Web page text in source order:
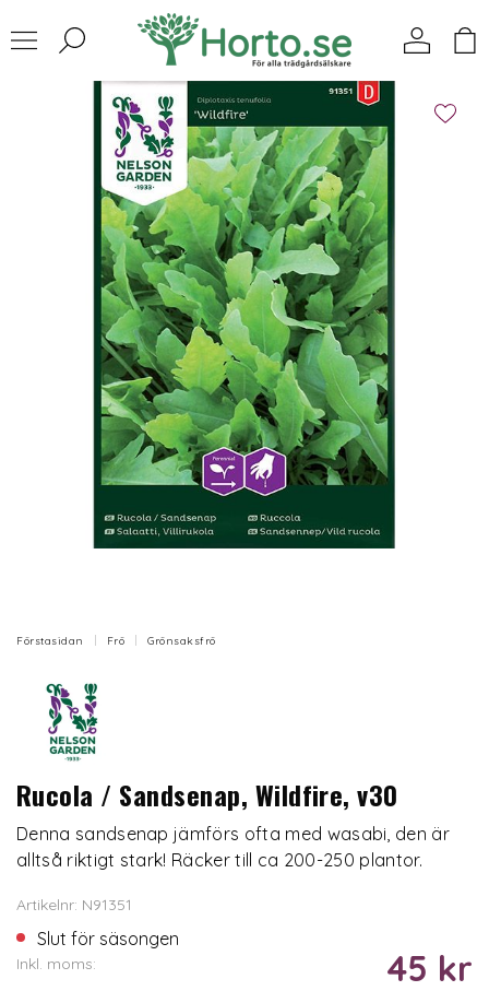
Förstasidan Frö Grönsaksfrö
Rucola / Sandsenap, Wildfire, v30
Denna sandsenap jämförs ofta med wasabi, den är
alltså riktigt stark! Räcker till ca 200-250 plantor.
Artikelnr: N91351
Slut för säsongen
Inkl. moms: 45 kr